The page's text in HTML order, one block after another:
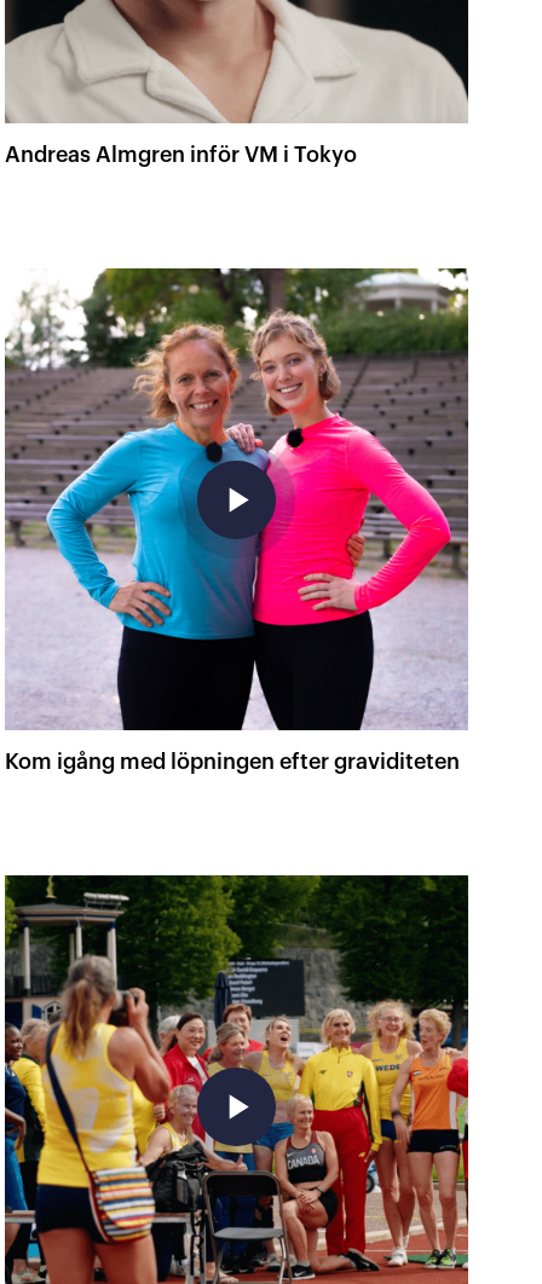
Andreas Almgren inför VM i Tokyo
play_arrow
Kom igång med löpningen efter graviditeten
play_arrow